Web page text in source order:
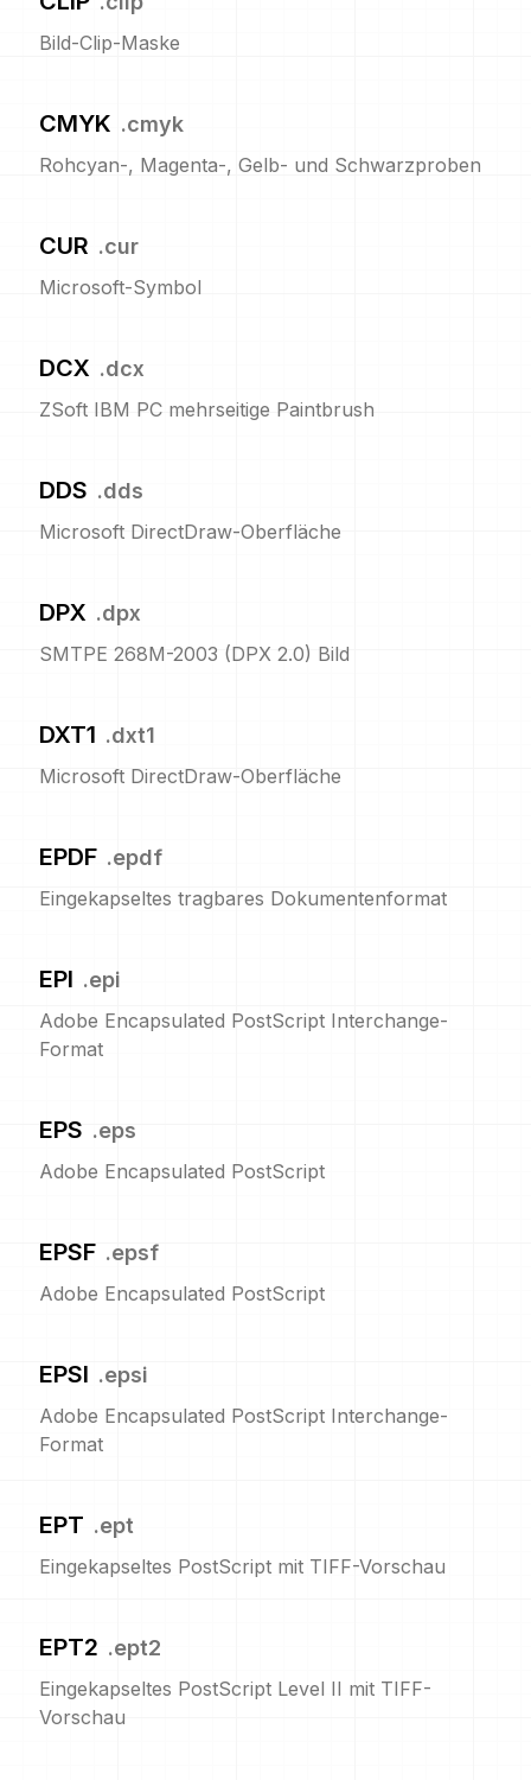
Bild-Clip-Maske
CMYK .cmyk
Rohcyan-, Magenta-, Gelb- und Schwarzproben
CUR .cur
Microsoft-Symbol
DCX .dcx
ZSoft IBM PC mehrseitige Paintbrush
DDS .dds
Microsoft DirectDraw-Oberfläche
DPX .dpx
SMTPE 268M-2003 (DPX 2.0) Bild
DXT1 .dxt1
Microsoft DirectDraw-Oberfläche
EPDF .epdf
Eingekapseltes tragbares Dokumentenformat
EPI .epi
Adobe Encapsulated PostScript Interchange-
Format
EPS .eps
Adobe Encapsulated PostScript
EPSF .epsf
Adobe Encapsulated PostScript
EPSI .epsi
Adobe Encapsulated PostScript Interchange-
Format
EPT .ept
Eingekapseltes PostScript mit TIFF-Vorschau
EPT2 .ept2
Eingekapseltes PostScript Level II mit TIFF-
Vorschau